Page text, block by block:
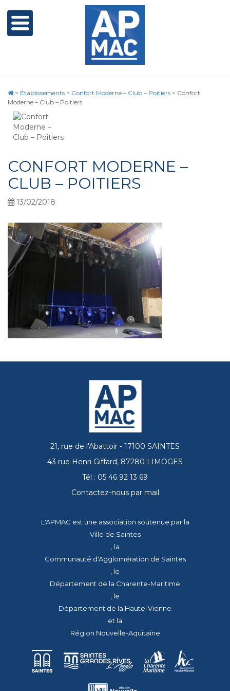
> Établissements > Confort Moderne – Club – Poitiers > Confort
Moderne – Club – Poitiers
CONFORT MODERNE –
CLUB – POITIERS
13/02/2018
21, rue de l'Abattoir - 17100 SAINTES
43 rue Henri Giffard, 87280 LIMOGES
Tél : 05 46 92 13 69
Contactez-nous par mail
L'APMAC est une association soutenue par la
Ville de Saintes
, la
Communauté d'Agglomération de Saintes
, le
Département de la Charente-Maritime
, le
Département de la Haute-Vienne
et la
Région Nouvelle-Aquitaine